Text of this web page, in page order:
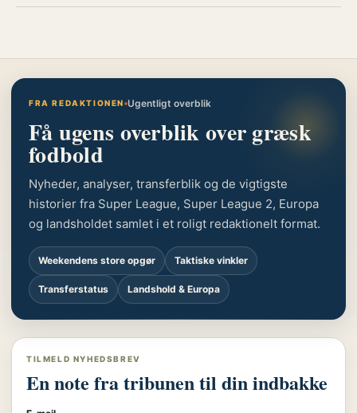
FRA REDAKTIONEN Ugentligt overblik
Få ugens overblik over græsk
fodbold
Nyheder, analyser, transferblik og de vigtigste
historier fra Super League, Super League 2, Europa
og landsholdet samlet i et roligt redaktionelt format.
Weekendens store opgør Taktiske vinkler
Transferstatus Landshold & Europa
TILMELD NYHEDSBREV
En note fra tribunen til din indbakke